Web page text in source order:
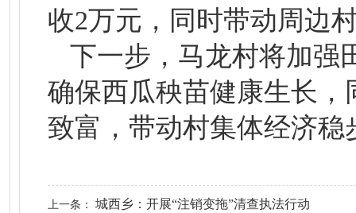
收2万元，同时带动周边
下一步，马龙村将加强
确保西瓜秧苗健康生长
致富，带动村集体经济
上一条： 城西乡：开展“注销变拖”清查执法行动